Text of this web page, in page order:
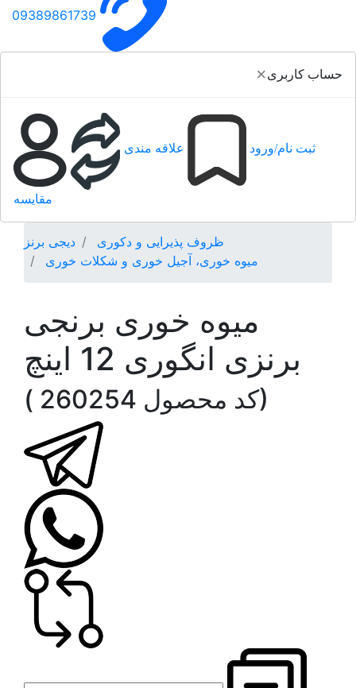
09389861739
×حساب کاربری
ثبت نام/ورود علاقه مندی
مقایسه
دیجی برنز
ظروف پذیرایی و دکوری
میوه خوری، آجیل خوری و شکلات خوری
ميوه خوری برنجی
برنزی انگوری 12 اينچ
( کد محصول 260254)